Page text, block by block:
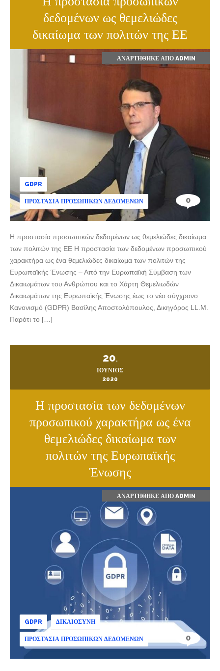
δεδομένων ως θεμελιώδες
δικαίωμα των πολιτών της ΕΕ
ΑΝΑΡΤΉΘΗΚΕ ΑΠΌ ADMIN
GDPR
ΠΡΟΣΤΑΣΊΑ ΠΡΟΣΩΠΙΚΏΝ ΔΕΔΟΜΈΝΩΝ 0
Η προστασία προσωπικών δεδομένων ως θεμελιώδες δικαίωμα
των πολιτών της ΕΕ Η προστασία των δεδομένων προσωπικού
χαρακτήρα ως ένα θεμελιώδες δικαίωμα των πολιτών της
Ευρωπαϊκής Ένωσης – Από την Ευρωπαϊκή Σύμβαση των
Δικαιωμάτων του Ανθρώπου και το Χάρτη Θεμελιωδών
Δικαιωμάτων της Ευρωπαϊκής Ένωσης έως το νέο σύγχρονο
Κανονισμό (GDPR) Βασίλης Αποστολόπουλος, Δικηγόρος LL.M.
Παρότι το […]
20.
ΙΟΎΝΙΟΣ
2020
Η προστασία των δεδομένων
προσωπικού χαρακτήρα ως ένα
θεμελιώδες δικαίωμα των
πολιτών της Ευρωπαϊκής
Ένωσης
ΑΝΑΡΤΉΘΗΚΕ ΑΠΌ ADMIN
GDPR ΔΙΚΑΙΟΣΎΝΗ
ΠΡΟΣΤΑΣΊΑ ΠΡΟΣΩΠΙΚΏΝ ΔΕΔΟΜΈΝΩΝ 0